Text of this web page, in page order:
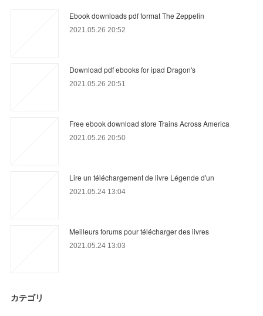
Ebook downloads pdf format The Zeppelin
2021.05.26 20:52
Download pdf ebooks for ipad Dragon's
2021.05.26 20:51
Free ebook download store Trains Across America
2021.05.26 20:50
Lire un téléchargement de livre Légende d'un
2021.05.24 13:04
Meilleurs forums pour télécharger des livres
2021.05.24 13:03
カテゴリ